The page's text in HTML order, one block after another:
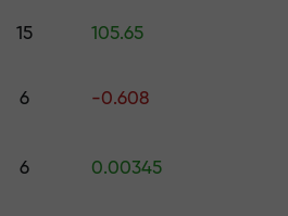
15 105.65
6 -0.608
6 0.00345